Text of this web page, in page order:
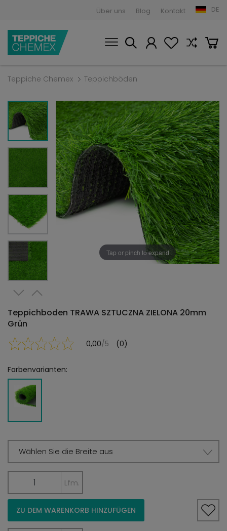
Über uns Blog Kontakt DE
Teppiche Chemex Teppichböden
Tap or pinch to expand
Teppichboden TRAWA SZTUCZNA ZIELONA 20mm
Grün
0,00/5 (0)
Farbenvarianten:
Wählen Sie die Breite aus
Lfm.
ZU DEM WARENKORB HINZUFÜGEN